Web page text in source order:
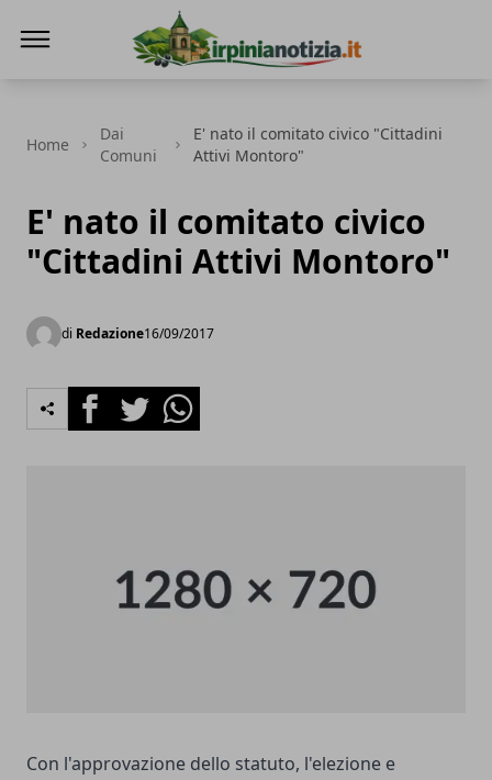
Home
Dai
Comuni
E' nato il comitato civico "Cittadini
Attivi Montoro"
E' nato il comitato civico
"Cittadini Attivi Montoro"
di Redazione16/09/2017
FacebookTwitterWhatsapp
Con l'approvazione dello statuto, l'elezione e